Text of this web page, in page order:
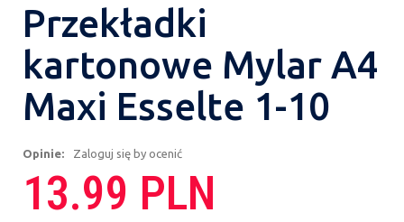
Przekładki
kartonowe Mylar A4
Maxi Esselte 1-10
Opinie: Zaloguj się by ocenić
13.99 PLN